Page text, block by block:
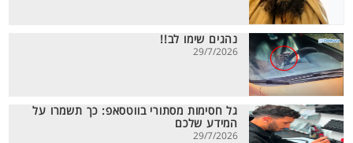
נהגים שימו לב!!
29/7/2026
גל חסימות מסתורי בווטסאפ: כך תשמרו על
המידע שלכם
29/7/2026